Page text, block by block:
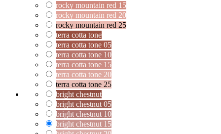
rocky mountain red 15
rocky mountain red 20
rocky mountain red 25
terra cotta tone
terra cotta tone 05
terra cotta tone 10
terra cotta tone 15
terra cotta tone 20
terra cotta tone 25
bright chestnut
bright chestnut 05
bright chestnut 10
bright chestnut 15